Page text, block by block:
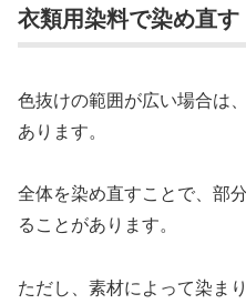
衣類用染料で染め直す
色抜けの範囲が広い場合は
あります。
全体を染め直すことで、部
ることがあります。
ただし、素材によって染ま